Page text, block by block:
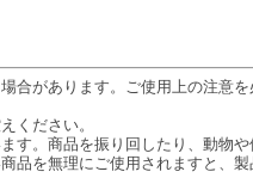
合があります。ご使用上の注意
ください。
す。商品を振り回したり、動物
品を無理にご使用されますと、